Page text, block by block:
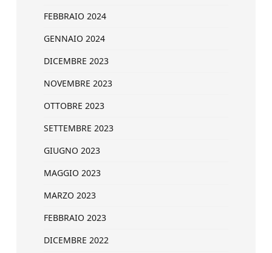
FEBBRAIO 2024
GENNAIO 2024
DICEMBRE 2023
NOVEMBRE 2023
OTTOBRE 2023
SETTEMBRE 2023
GIUGNO 2023
MAGGIO 2023
MARZO 2023
FEBBRAIO 2023
DICEMBRE 2022